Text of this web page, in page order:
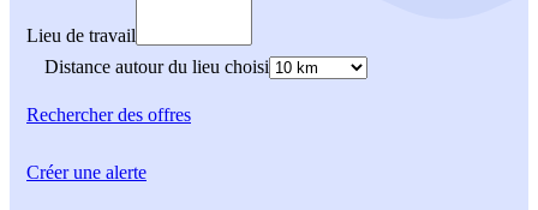
Lieu de travail
Distance autour du lieu choisi
Rechercherdes offres
Créer une alerte